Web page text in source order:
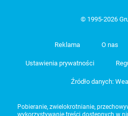
© 1995-2026
Reklama O nas
Ustawienia prywatności
Źródło danych:
Pobieranie, zwielokrotnianie,
wykorzystywanie treści dostępnych w